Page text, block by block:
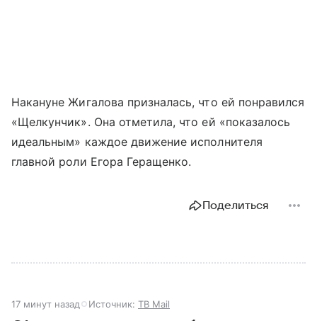
Накануне Жигалова призналась, что ей понравился
«Щелкунчик». Она отметила, что ей «показалось
идеальным» каждое движение исполнителя
главной роли Егора Геращенко.
Поделиться
17 минут назад Источник: ТВ Mail